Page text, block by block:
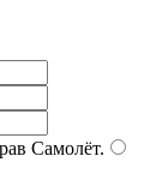
Самолёт.